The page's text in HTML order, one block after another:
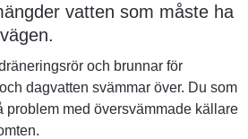
vatten som måste ha
och brunnar för
dagvatten svämmar över. Du som
problem med översvämmade källare